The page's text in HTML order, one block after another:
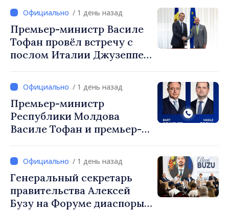
посол Турции Уйгар
Мустафа Сертел/ 1 день назад
Премьер-министр Василе
Тофан провёл встречу с
послом Италии Джузеппе
/ 1 день назад
Премьер-министр
Республики Молдова
Василе Тофан и премьер-
Вевер обсудили
европейский путь
Республики Молдова
/ 1 день назад
Генеральный секретарь
правительства Алексей
Бузу на Форуме диаспоры: